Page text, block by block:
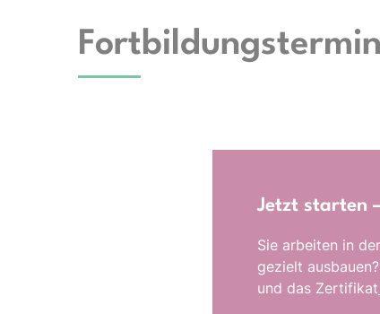
Jetzt starten
Sie arbeiten in
gezielt
und das Zertifikat